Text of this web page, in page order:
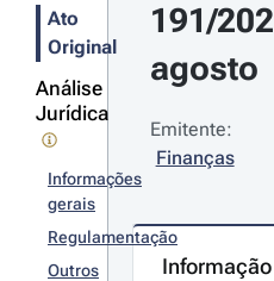
Ato
Original
Análise
Jurídica
Informações
gerais
Regulamentação
Outros
191/
agosto
Emitente:
Finanças